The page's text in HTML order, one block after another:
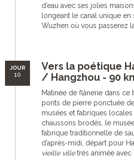
d’eau avec ses jolies
longeant le canal unique
Wuzhen où vous passerez
JOUR
10
Vers la poétique
/ Hangzhou - 90
Matinée de flânerie dans ce
ponts de pierre ponctuée
musées et fabriques
chaussons brodés, le
fabrique traditionnelle de
d’après-midi, départ pour
vieille villetrès animée avec